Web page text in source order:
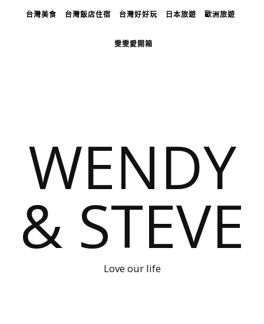
台灣美食 台灣飯店住宿 台灣好好玩 日本旅遊 歐洲旅遊
雯雯愛開箱
WENDY
& STEVE
Love our life